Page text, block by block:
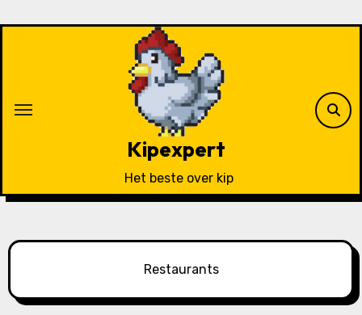
Kipexpert
Het beste over kip
Restaurants